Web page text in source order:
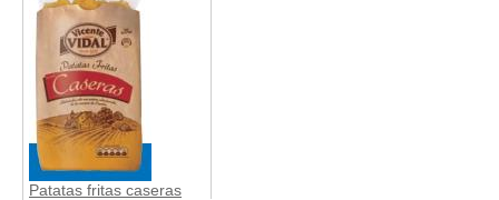
Patatas fritas caseras